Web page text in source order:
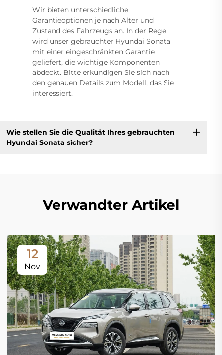
Wir bieten unterschiedliche
Garantieoptionen je nach Alter und
Zustand des Fahrzeugs an. In der Regel
wird unser gebrauchter Hyundai Sonata
mit einer eingeschränkten Garantie
geliefert, die wichtige Komponenten
abdeckt. Bitte erkundigen Sie sich nach
den genauen Details zum Modell, das Sie
interessiert.
Wie stellen Sie die Qualität Ihres gebrauchten
Hyundai Sonata sicher?
Verwandter Artikel
12
Nov